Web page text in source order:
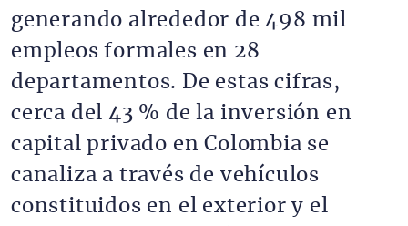
generando alrededor de 498 mil
empleos formales en 28
departamentos. De estas cifras,
cerca del 43 % de la inversión en
capital privado en Colombia se
canaliza a través de vehículos
constituidos en el exterior y el